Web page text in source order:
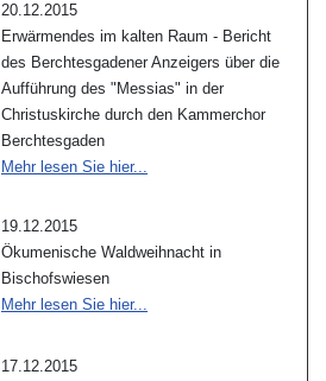
20.12.2015
Erwärmendes im kalten Raum - Bericht
des Berchtesgadener Anzeigers über die
Aufführung des "Messias" in der
Christuskirche durch den Kammerchor
Berchtesgaden
Mehr lesen Sie hier...
19.12.2015
Ökumenische Waldweihnacht in
Bischofswiesen
Mehr lesen Sie hier...
17.12.2015